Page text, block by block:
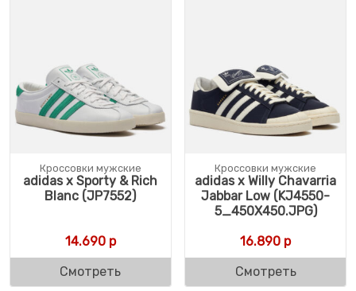
Кроссовки мужские
adidas x Sporty & Rich
Blanc (JP7552)
14.690р
Смотреть
Кроссовки мужские
adidas x Willy Chavarria
Jabbar Low (KJ4550-
5_450X450.JPG)
16.890 р
Смотреть